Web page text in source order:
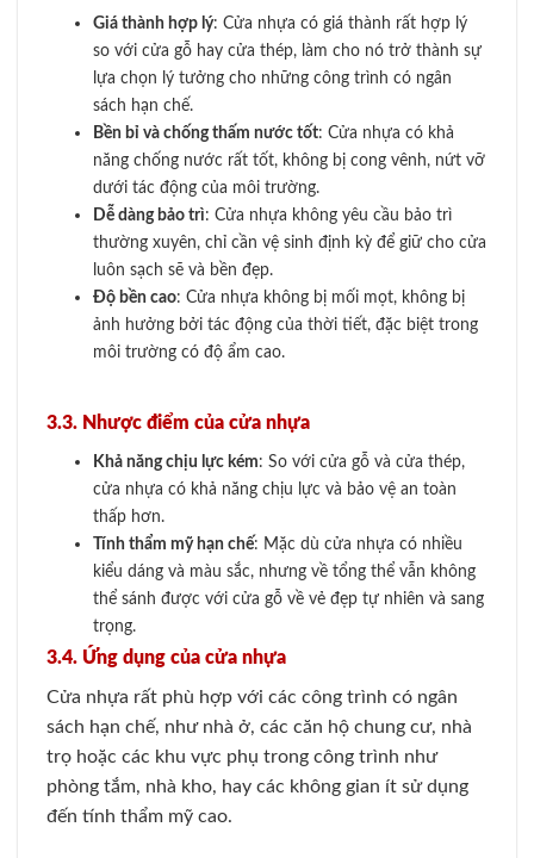
Giá thành hợp lý: Cửa nhựa có giá thành rất hợp lý
so với cửa gỗ hay cửa thép, làm cho nó trở thành sự
lựa chọn lý tưởng cho những công trình có ngân
sách hạn chế.
Bền bỉ và chống thấm nước tốt: Cửa nhựa có khả
năng chống nước rất tốt, không bị cong vênh, nứt vỡ
dưới tác động của môi trường.
Dễ dàng bảo trì: Cửa nhựa không yêu cầu bảo trì
thường xuyên, chỉ cần vệ sinh định kỳ để giữ cho cửa
luôn sạch sẽ và bền đẹp.
Độ bền cao: Cửa nhựa không bị mối mọt, không bị
ảnh hưởng bởi tác động của thời tiết, đặc biệt trong
môi trường có độ ẩm cao.
3.3. Nhược điểm của cửa nhựa
Khả năng chịu lực kém: So với cửa gỗ và cửa thép,
cửa nhựa có khả năng chịu lực và bảo vệ an toàn
thấp hơn.
Tính thẩm mỹ hạn chế: Mặc dù cửa nhựa có nhiều
kiểu dáng và màu sắc, nhưng về tổng thể vẫn không
thể sánh được với cửa gỗ về vẻ đẹp tự nhiên và sang
trọng.
3.4. Ứng dụng của cửa nhựa
Cửa nhựa rất phù hợp với các công trình có ngân
sách hạn chế, như nhà ở, các căn hộ chung cư, nhà
trọ hoặc các khu vực phụ trong công trình như
phòng tắm, nhà kho, hay các không gian ít sử dụng
đến tính thẩm mỹ cao.